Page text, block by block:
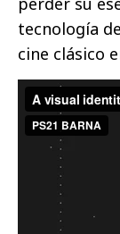
tecnología
cine clásico